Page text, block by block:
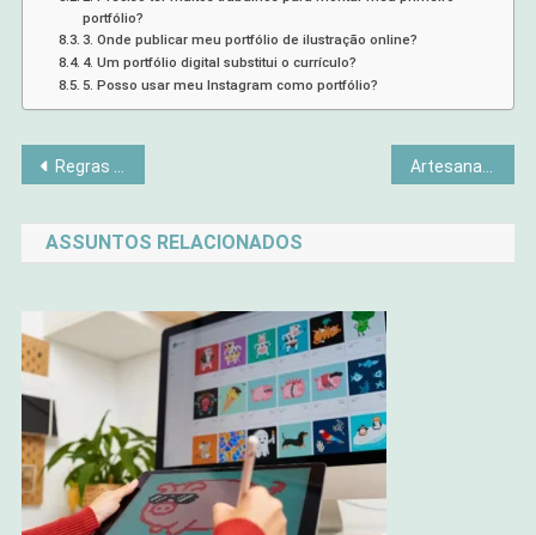
portfólio?
3. Onde publicar meu portfólio de ilustração online?
4. Um portfólio digital substitui o currículo?
5. Posso usar meu Instagram como portfólio?
Navegação
de
Post
Regras de Ouro da Decoração: Quebre Estas 10 Hoje Mesmo! Artesanato Que Dá Dinheiro de Verdade: 7 Ideias Que Funcionam
ASSUNTOS RELACIONADOS